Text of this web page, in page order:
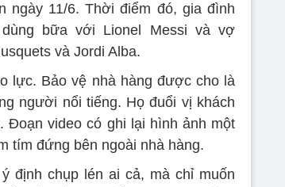
ngày 11/6. Thời điểm đó, gia đình
bữa với Lionel Messi và vợ
và Jordi Alba.
lực. Bảo vệ nhà hàng được cho là
người nổi tiếng. Họ đuổi vị khách
Đoạn video có ghi lại hình ảnh một
tím đứng bên ngoài nhà hàng.
định chụp lén ai cả, mà chỉ muốn